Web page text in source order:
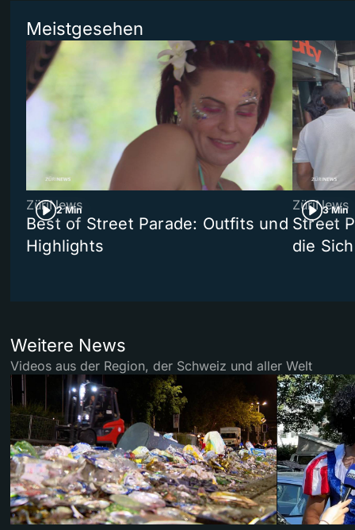
Meistgesehen
2 Min
ZüriNews
Best of Street Parade: Outfits und
Highlights
3 Min
ZüriNews
Street
die
Weitere News
Videos aus der Region, der Schweiz und aller Welt